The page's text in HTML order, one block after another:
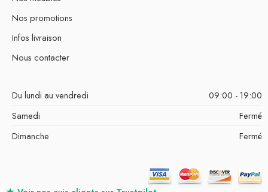
Nos promotions
Infos livraison
Nous contacter
Du lundi au vendredi
09:00 - 19:00
Samedi
Fermé
Dimanche
Fermé